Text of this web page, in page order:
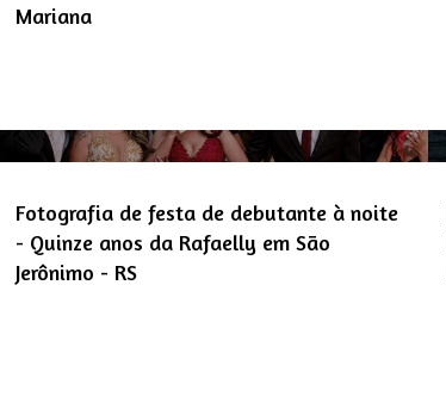
Mariana
Fotografia de festa de debutante à noite
- Quinze anos da Rafaelly em São
Jerônimo - RS